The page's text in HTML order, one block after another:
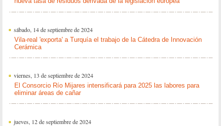
sábado, 14 de septiembre de 2024
Vila-real 'exporta' a Turquía el trabajo de la Cátedra de Innovación
Cerámica
viernes, 13 de septiembre de 2024
El Consorcio Río Mijares intensificará para 2025 las labores para
eliminar áreas de cañar
jueves, 12 de septiembre de 2024